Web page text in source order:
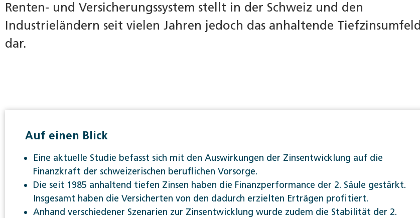
Renten- und Versicherungssystem stellt in der Schweiz und den
Industrieländern seit vielen Jahren jedoch das anhaltende Tiefzinsumfeld
dar.
Auf einen Blick
Eine aktuelle Studie befasst sich mit den Auswirkungen der Zinsentwicklung auf die
Finanzkraft der schweizerischen beruflichen Vorsorge.
Die seit 1985 anhaltend tiefen Zinsen haben die Finanzperformance der 2. Säule gestärkt.
Insgesamt haben die Versicherten von den dadurch erzielten Erträgen profitiert.
Anhand verschiedener Szenarien zur Zinsentwicklung wurde zudem die Stabilität der 2.